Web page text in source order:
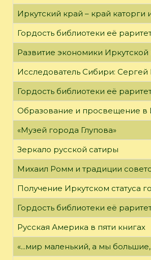
Иркутский край – край каторги
Гордость библиотеки её
Развитие экономики
Исследователь Сибири:
Гордость библиотеки её
Образование и просвещение в
«Музей города Глупова»
Зеркало русской сатиры
Михаил Ромм и традиции
Получение Иркутском статуса
Гордость библиотеки её
Русская Америка в пяти книгах
«...мир маленький, а мы